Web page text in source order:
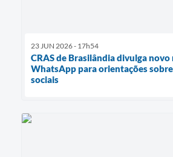
23 JUN 2026 - 17h54
CRAS de Brasilândia divulga
WhatsApp para orientações
sociais